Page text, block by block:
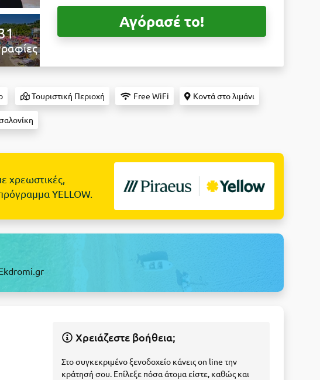
Αγόρασέ το!
Τουριστική Περιοχή Free WiFi Κοντά στο λιμάνι
χρεωστικές,
YELLOW.
Χρειάζεστε βοήθεια;
Στο συγκεκριμένο ξενοδοχείο κάνεις on line την
κράτησή σου. Επίλεξε πόσα άτομα είστε, καθώς και